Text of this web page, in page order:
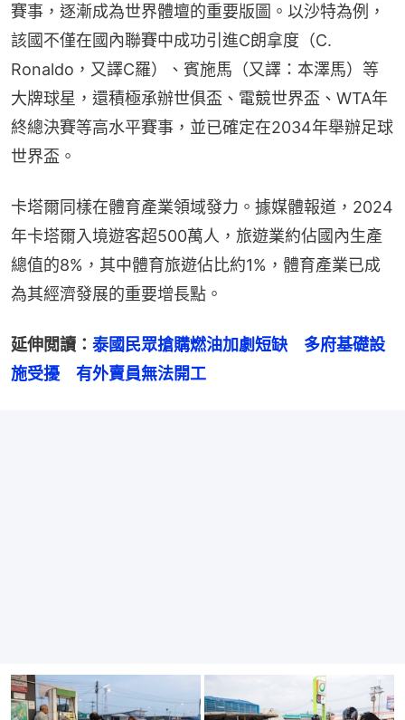
賽事，逐漸成為世界體壇的重要版圖。以沙特為例，
該國不僅在國內聯賽中成功引進C朗拿度（C.
Ronaldo，又譯C羅）、賓施馬（又譯：本澤馬）等
大牌球星，還積極承辦世俱盃、電競世界盃、WTA年
終總決賽等高水平賽事，並已確定在2034年舉辦足球
世界盃。
卡塔爾同樣在體育產業領域發力。據媒體報道，2024
年卡塔爾入境遊客超500萬人，旅遊業約佔國內生產
總值的8%，其中體育旅遊佔比約1%，體育產業已成
為其經濟發展的重要增長點。
延伸閲讀： 泰國民眾搶購燃油加劇短缺　多府基礎設
施受擾　有外賣員無法開工